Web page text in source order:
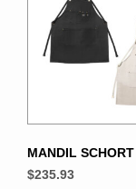
MANDIL SCHORT
$235.93